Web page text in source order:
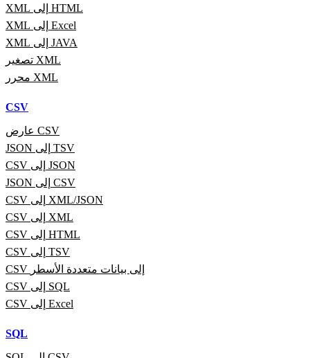
XML إلى HTML
XML إلى Excel
XML إلى JAVA
تصغير XML
محرر XML
CSV
عارض CSV
JSON إلى TSV
CSV إلى JSON
JSON إلى CSV
CSV إلى XML/JSON
CSV إلى XML
CSV إلى HTML
CSV إلى TSV
CSV إلى بيانات متعددة الأسطر
CSV إلى SQL
CSV إلى Excel
SQL